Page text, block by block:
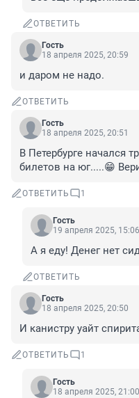
ОТВЕТИТЬ
Гость
18 апреля 2025, 20:59
и даром не надо.
ОТВЕТИТЬ
Гость
18 апреля 2025, 20:51
В Петербурге начался
билетов на юг.....😁
ОТВЕТИТЬ 1
Гость
19 апреля 2025, 15:06
А я еду! Денег нет
ОТВЕТИТЬ
Гость
18 апреля 2025, 20:50
И канистру уайт
ОТВЕТИТЬ 1
Гость
18 апреля 2025, 21:00